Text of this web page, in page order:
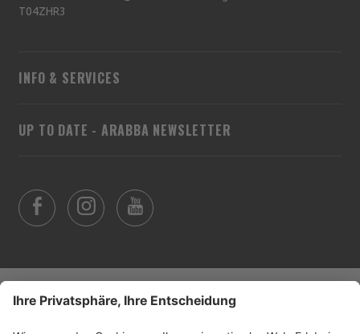
UP TO DATE - ARABBA NEWSLETTER
T04ZHR3
INFO & SERVICES